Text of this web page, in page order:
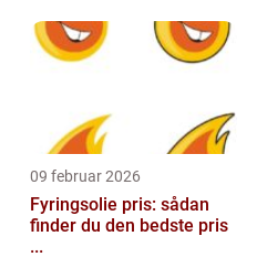
09 februar 2026
Fyringsolie pris: sådan
finder du den bedste pris
...